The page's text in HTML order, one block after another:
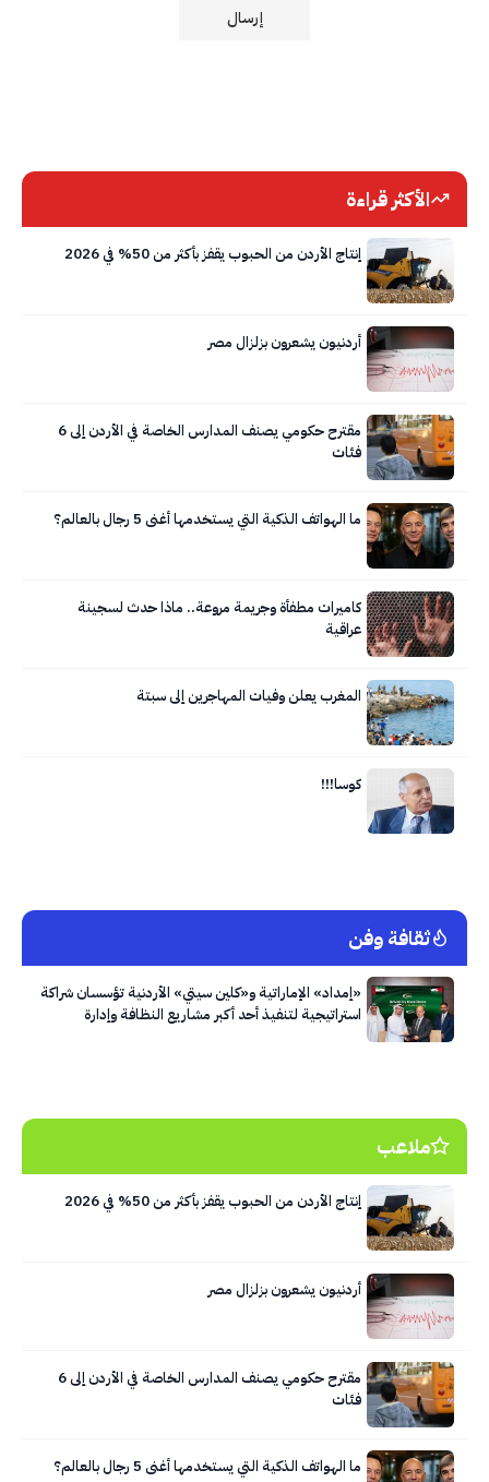
الأكثر قراءة
إنتاج الأردن من الحبوب يقفز بأكثر من 50% في 2026
أردنيون يشعرون بزلزال مصر
مقترح حكومي يصنف المدارس الخاصة في الأردن إلى 6
فئات
ما الهواتف الذكية التي يستخدمها أغنى 5 رجال بالعالم؟
كاميرات مطفأة وجريمة مروعة.. ماذا حدث لسجينة
عراقية
المغرب يعلن وفيات المهاجرين إلى سبتة
كوسا!!!
ثقافة وفن
«إمداد» الإماراتية و«كلين سيتي» الأردنية تؤسسان شراكة
استراتيجية لتنفيذ أحد أكبر مشاريع النظافة وإدارة
ملاعب
إنتاج الأردن من الحبوب يقفز بأكثر من 50% في 2026
أردنيون يشعرون بزلزال مصر
مقترح حكومي يصنف المدارس الخاصة في الأردن إلى 6
فئات
ما الهواتف الذكية التي يستخدمها أغنى 5 رجال بالعالم؟